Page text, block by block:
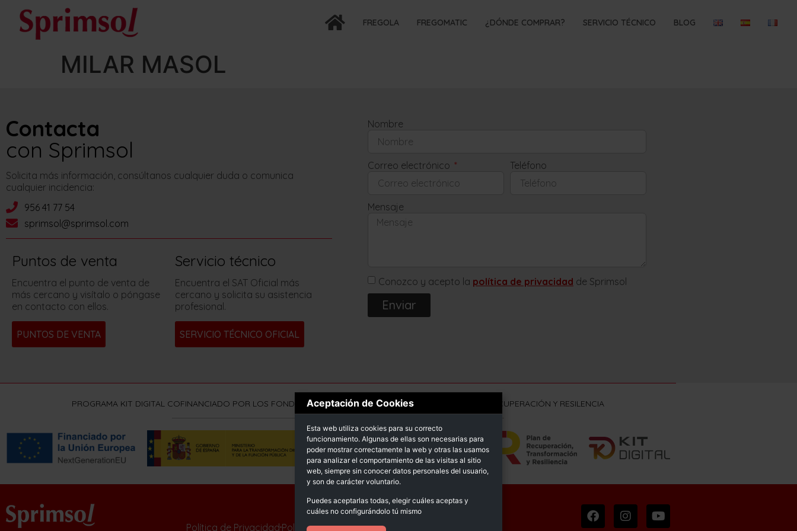
FREGOLA FREGOMATIC ¿DÓNDE COMPRAR? SERVICIO TÉCNICO BLOG
MILAR MASOL
Contacta
con Sprimsol
Solicita más información, consúltanos cualquier duda o comunica
cualquier incidencia:
956 41 77 54
sprimsol@sprimsol.com
Puntos de venta
Encuentra el punto de venta de
más cercano y visítalo o póngase
en contacto con ellos.
PUNTOS DE VENTA
Servicio técnico
Encuentra el SAT Oficial más
cercano y solicita su asistencia
profesional.
SERVICIO TÉCNICO OFICIAL
Nombre
Correo electrónico Teléfono
Mensaje
Conozco y acepto la política de privacidad de Sprimsol
Enviar
PROGRAMA KIT DIGITAL COFINANCIADO POR LOS FONDOS NEXT GENERATION (EU) DEL MECANISMO DE RECUPERACIÓN Y RESILENCIA
© Sprimsol 2025
Política de Privacidad Política de calidadDeclaración de accesibilidad
Aceptación de Cookies
Esta web utiliza cookies para su correcto
funcionamiento. Algunas de ellas son necesarias para
poder mostrar correctamente la web y otras las usamos
para analizar el comportamiento de las visitas al sitio
web, siempre sin conocer datos personales del usuario,
y son de carácter voluntario.
Puedes aceptarlas todas, elegir cuáles aceptas y
cuáles no configurándolo tú mismo